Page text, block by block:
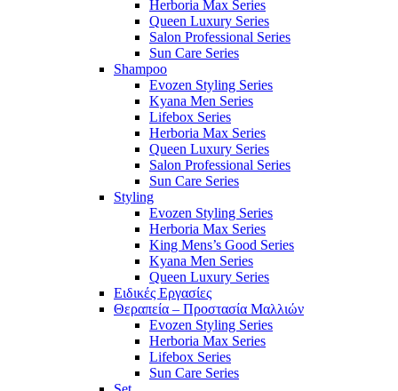
Herboria Max Series
Queen Luxury Series
Salon Professional Series
Sun Care Series
Shampoo
Evozen Styling Series
Kyana Men Series
Lifebox Series
Herboria Max Series
Queen Luxury Series
Salon Professional Series
Sun Care Series
Styling
Evozen Styling Series
Herboria Max Series
King Mens’s Good Series
Kyana Men Series
Queen Luxury Series
Ειδικές Εργασίες
Θεραπεία – Προστασία Μαλλιών
Evozen Styling Series
Herboria Max Series
Lifebox Series
Sun Care Series